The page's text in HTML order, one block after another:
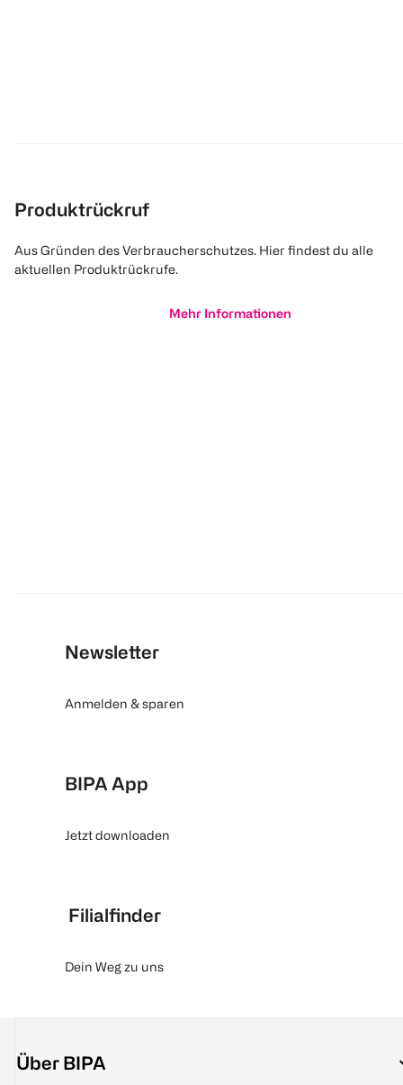
Produktrückruf
Aus Gründen des Verbraucherschutzes. Hier findest du alle
aktuellen Produktrückrufe.
Mehr Informationen
Newsletter
Anmelden & sparen
BIPA App
Jetzt downloaden
Filialfinder
Dein Weg zu uns
Über BIPA